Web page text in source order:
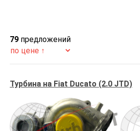
79 предложений
Турбина на Fiat Ducato (2.0 JTD)